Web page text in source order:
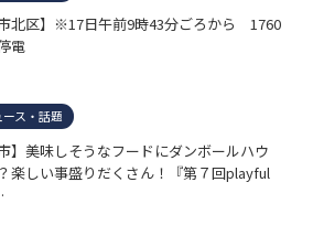
市北区】※17日午前9時43分ごろから 1760
電
ース・話題
市】美味しそうなフードにダンボールハウ
楽しい事盛りだくさん！『第７回playful